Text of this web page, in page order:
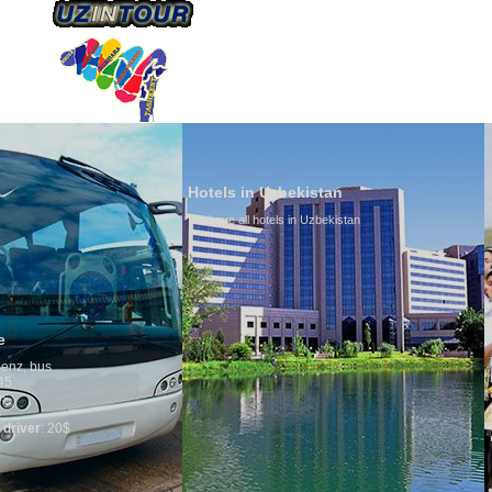
Hotels in Uzbekistan
We have all hotels in Uzbekistan
Culture of
By nature Uzbeks
is why migration and
any influence on
general, the level of
growth is very high. In
marriages is
percentage of divorce
in the world. According
family is regarded as